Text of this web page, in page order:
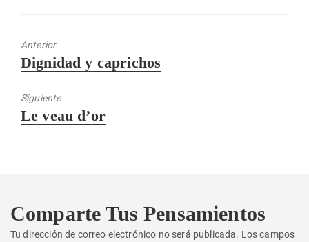
Anterior
Entrada
Dignidad y caprichos
Siguiente
Entrada
Le veau d’or
Comparte Tus Pensamientos
Tu dirección de correo electrónico no será publicada. Los campos